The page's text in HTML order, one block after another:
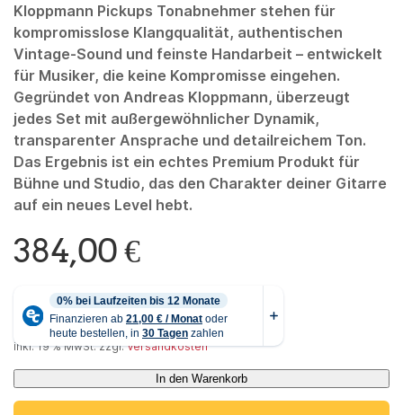
Kloppmann Pickups Tonabnehmer stehen für
kompromisslose Klangqualität, authentischen
Vintage-Sound und feinste Handarbeit – entwickelt
für Musiker, die keine Kompromisse eingehen.
Gegründet von Andreas Kloppmann, überzeugt
jedes Set mit außergewöhnlicher Dynamik,
transparenter Ansprache und detailreichem Ton.
Das Ergebnis ist ein echtes Premium Produkt für
Bühne und Studio, das den Charakter deiner Gitarre
auf ein neues Level hebt.
384,00€
inkl. 19 % MwSt.zzgl.Versandkosten
In den Warenkorb